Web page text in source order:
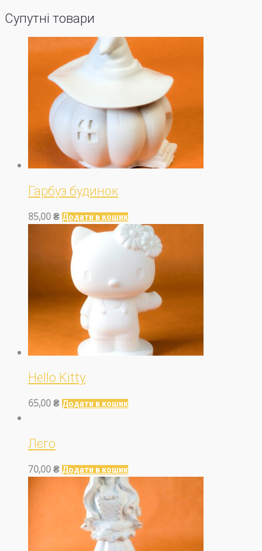
Супутні товари
Гарбуз будинок
85,00₴ Додати в кошик
Hello Kitty
65,00₴ Додати в кошик
Лєго
70,00₴ Додати в кошик